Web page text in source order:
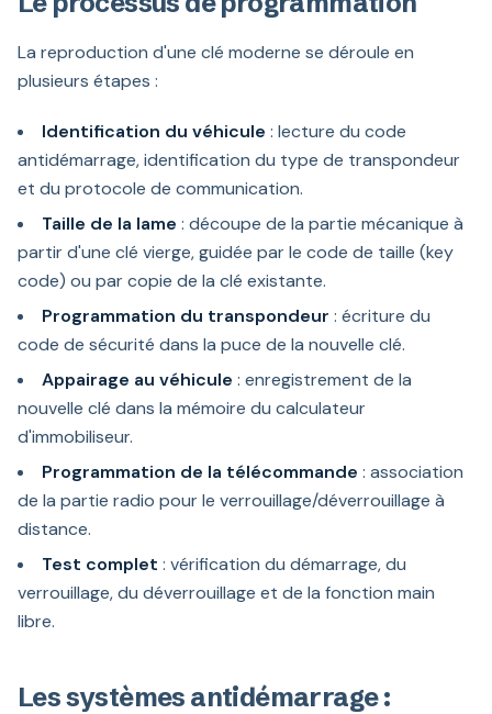
La reproduction d'une clé moderne se déroule en
plusieurs étapes :
Identification du véhicule : lecture du code
antidémarrage, identification du type de transpondeur
et du protocole de communication.
Taille de la lame : découpe de la partie mécanique à
partir d'une clé vierge, guidée par le code de taille (key
code) ou par copie de la clé existante.
Programmation du transpondeur : écriture du
code de sécurité dans la puce de la nouvelle clé.
Appairage au véhicule : enregistrement de la
nouvelle clé dans la mémoire du calculateur
d'immobiliseur.
Programmation de la télécommande : association
de la partie radio pour le verrouillage/déverrouillage à
distance.
Test complet : vérification du démarrage, du
verrouillage, du déverrouillage et de la fonction main
libre.
Les systèmes antidémarrage :